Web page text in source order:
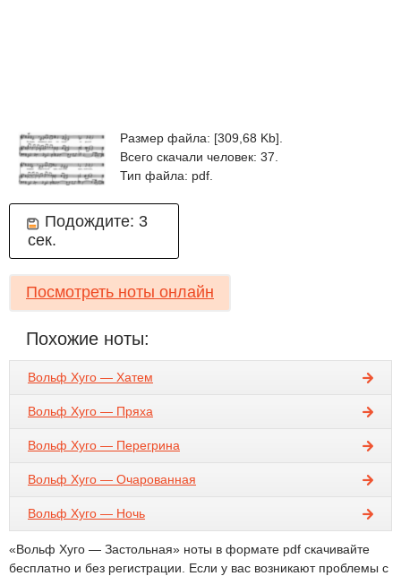
Размер файла: [309,68 Kb].
Всего скачали человек: 37.
Тип файла: pdf.
Подождите: 3
сек.
Посмотреть ноты онлайн
Похожие ноты:
Вольф Хуго — Хатем
Вольф Хуго — Пряха
Вольф Хуго — Перегрина
Вольф Хуго — Очарованная
Вольф Хуго — Ночь
«Вольф Хуго — Застольная» ноты в формате pdf скачивайте
бесплатно и без регистрации. Если у вас возникают проблемы с